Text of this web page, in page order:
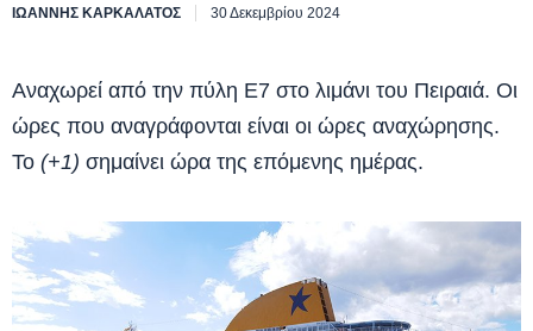
ΙΩΆΝΝΗΣ ΚΑΡΚΑΛΆΤΟΣ 30 Δεκεμβρίου 2024
Αναχωρεί από την πύλη Ε7 στο λιμάνι του Πειραιά. Οι
ώρες που αναγράφονται είναι οι ώρες αναχώρησης.
Το (+1) σημαίνει ώρα της επόμενης ημέρας.